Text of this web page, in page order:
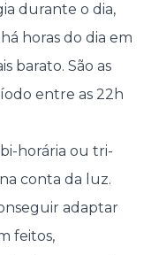
durante o dia,
horas do dia em
barato. São as
entre as 22h
horária ou tri-
conta da luz.
adaptar
feitos,